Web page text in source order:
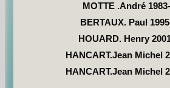
MOTTE .André
BERTAUX. Paul
HOUARD. Henry
HANCART.Jean Michel
HANCART.Jean Michel